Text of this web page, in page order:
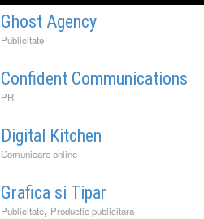
Ghost Agency
Publicitate
Confident Communications
PR
Digital Kitchen
Comunicare online
Grafica si Tipar
Publicitate, Productie publicitara